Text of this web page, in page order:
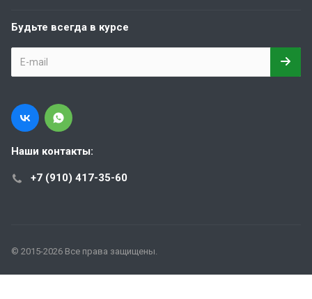
Будьте всегда в курсе
Наши контакты:
+7 (910) 417-35-60
© 2015-2026 Все права защищены.